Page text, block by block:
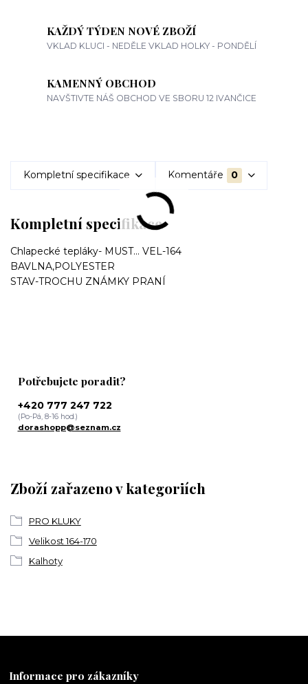
KAŽDÝ TÝDEN NOVÉ ZBOŽÍ
VKLAD KLUCI - NEDĚLE VKLAD HOLKY - PONDĚLÍ
KAMENNÝ OBCHOD
NAVŠTIVTE NÁŠ OBCHOD VE SBORU 12 IVANČICE
Kompletní specifikace Komentáře 0
Kompletní specifikace
Chlapecké tepláky- MUST... VEL-164
BAVLNA,POLYESTER
STAV-TROCHU ZNÁMKY PRANÍ
Zboží zařazeno v kategoriích
PRO KLUKY
Velikost 164-170
Kalhoty
Potřebujete poradit?
+420 777 247 722
(Po-Pá, 8-16 hod.)
dorashopp@seznam.cz
Informace pro zákazníky